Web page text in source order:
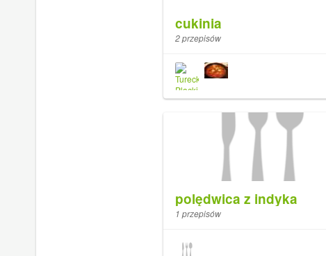
cukinia
2 przepisów
polędwica z indyka
1 przepisów